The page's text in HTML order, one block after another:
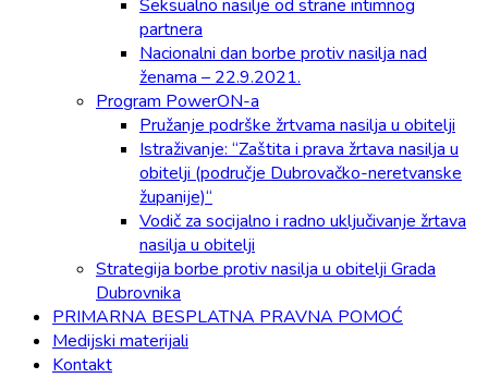
Seksualno nasilje od strane intimnog
partnera
Nacionalni dan borbe protiv nasilja nad
ženama – 22.9.2021.
Program PowerON-a
Pružanje podrške žrtvama nasilja u obitelji
Istraživanje: “Zaštita i prava žrtava nasilja u
obitelji (područje Dubrovačko-neretvanske
županije)“
Vodič za socijalno i radno uključivanje žrtava
nasilja u obitelji
Strategija borbe protiv nasilja u obitelji Grada
Dubrovnika
PRIMARNA BESPLATNA PRAVNA POMOĆ
Medijski materijali
Kontakt